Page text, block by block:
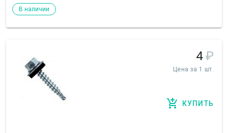
В наличии
4 ₽
Цена за 1 шт.
КУПИТЬ